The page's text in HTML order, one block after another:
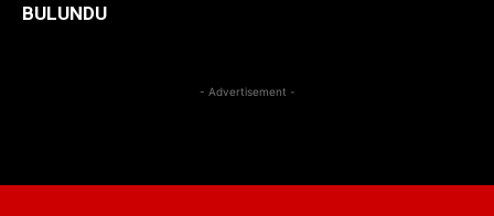
BULUNDU
- Advertisement -